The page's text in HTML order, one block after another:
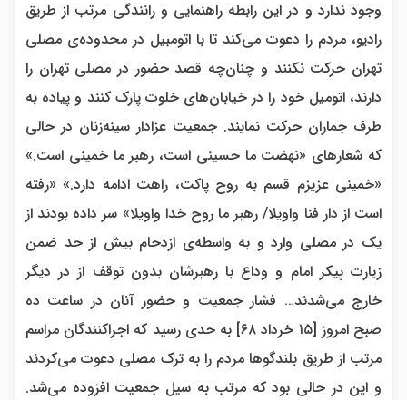
وجود ندارد و در این رابطه راهنمایی و رانندگی مرتب از طریق
رادیو، مردم را دعوت می‌کند تا با اتومبیل در محدوده‌ی مصلی
تهران حرکت نکنند و چنان‌چه قصد حضور در مصلی تهران را
دارند، اتومیل خود را در خیابان‌های خلوت پارک کنند و پیاده به
طرف جماران حرکت نمایند. جمعیت عزادار سینه‌زنان در حالی
که شعارهای «نهضت ما حسینی است، رهبر ما خمینی است.»
«خمینی عزیزم قسم به روح پاکت، راهت ادامه دارد.» «رفته
است از دار فنا واویلا/ رهبر ما روح خدا واویلا» سر داده بودند از
یک در مصلی وارد و به واسطه‌ی ازدحام بیش از حد ضمن
زیارت پیکر امام و وداع با رهبرشان بدون توقف از در دیگر
خارج می‌شدند… فشار جمعیت و حضور آنان در ساعت ده
صبح امروز [۱۵ خرداد ۶۸] به حدی رسید که اجراکنندگان مراسم
مرتب از طریق بلندگوها مردم را به ترک مصلی دعوت می‌کردند
و این در حالی بود که مرتب به سیل جمعیت افزوده می‌شد.